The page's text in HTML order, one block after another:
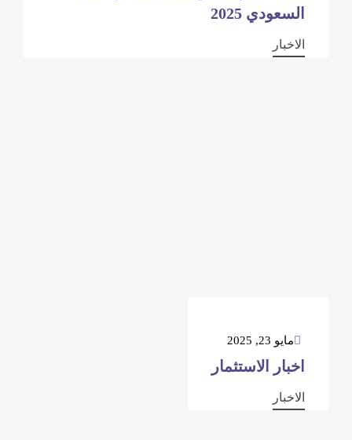
السعودي 2025
الاخبار
مايو 23, 2025
اخبار الاستثمار
الاخبار